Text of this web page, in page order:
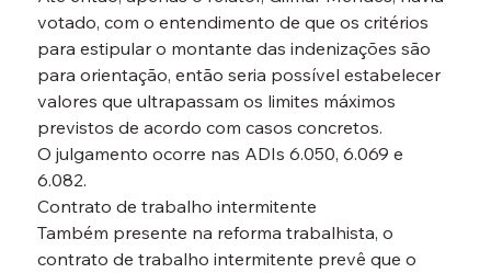
votado, com o entendimento de que os critérios
para estipular o montante das indenizações são
para orientação, então seria possível estabelecer
valores que ultrapassam os limites máximos
previstos de acordo com casos concretos.
O julgamento ocorre nas ADIs 6.050, 6.069 e
6.082.
Contrato de trabalho intermitente
Também presente na reforma trabalhista, o
contrato de trabalho intermitente prevê que o